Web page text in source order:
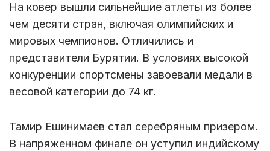
На ковер вышли сильнейшие атлеты из более
чем десяти стран, включая олимпийских и
мировых чемпионов. Отличились и
представители Бурятии. В условиях высокой
конкуренции спортсмены завоевали медали в
весовой категории до 74 кг.
Тамир Ешинимаев стал серебряным призером.
В напряженном финале он уступил индийскому